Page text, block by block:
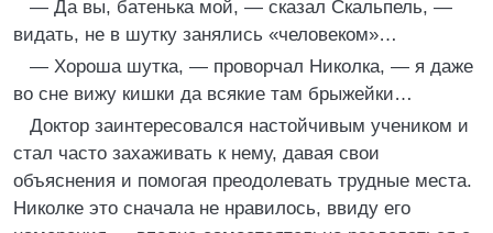
— Да вы, батенька мой, — сказал Скальпель, —
видать, не в шутку занялись «человеком»…
— Хороша шутка, — проворчал Николка, — я даже
во сне вижу кишки да всякие там брыжейки…
Доктор заинтересовался настойчивым учеником и
стал часто захаживать к нему, давая свои
объяснения и помогая преодолевать трудные места.
Николке это сначала не нравилось, ввиду его